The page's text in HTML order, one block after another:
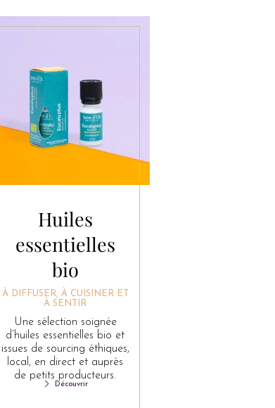
Huiles
essentielles
bio
À DIFFUSER, À CUISINER ET
À SENTIR
Une sélection soignée
d’huiles essentielles bio et
issues de sourcing éthiques,
local, en direct et auprès
de petits producteurs.
Découvrir